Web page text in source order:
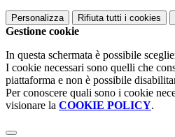
Personalizza Rifiuta tutti i cookies
Gestione cookie
In questa schermata è possibile
I cookie necessari sono quelli che
piattaforma e non è possibile
Per conoscere quali sono i cookie
visionare la COOKIE POLICY.